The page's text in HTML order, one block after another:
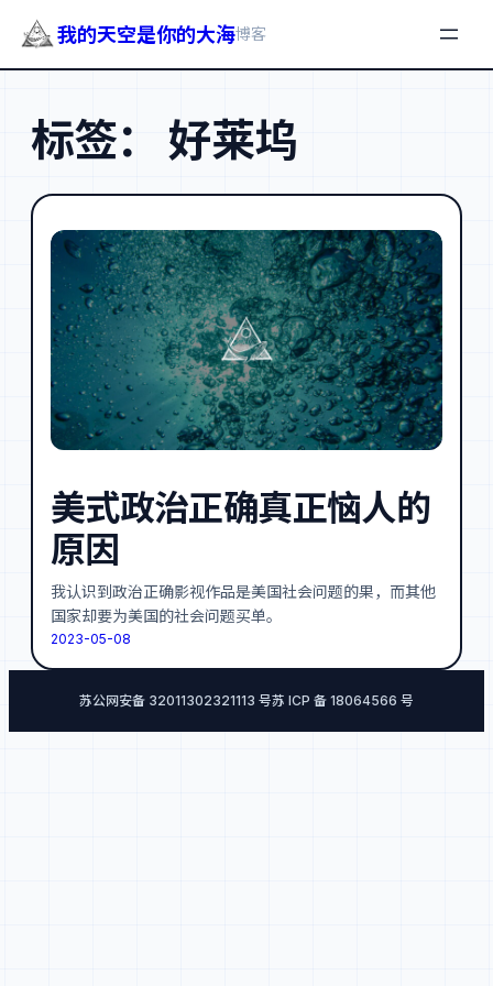
我的天空是你的大海博客
标签： 好莱坞
美式政治正确真正恼人的
原因
我认识到政治正确影视作品是美国社会问题的果，而其他
国家却要为美国的社会问题买单。
2023-05-08
苏公网安备 32011302321113 号苏 ICP 备 18064566 号